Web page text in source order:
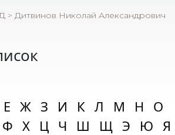
> Дитвинов Николай Александрович
Е Ж З И К Л М Н О
Ф Х Ц Ч Ш Щ Э Ю Я